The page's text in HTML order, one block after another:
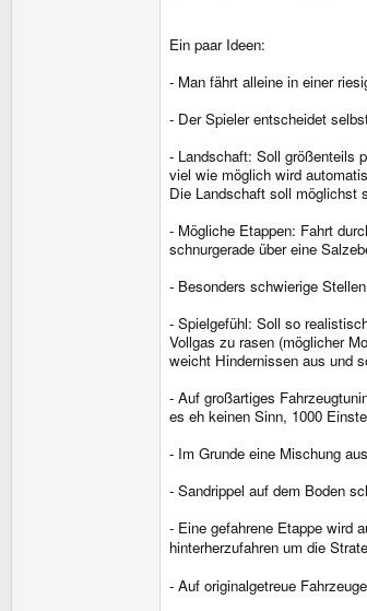
Ein paar Ideen:
- Man fährt alleine in einer
- Der Spieler entscheidet
- Landschaft: Soll größenteils
viel wie möglich wird
Die Landschaft soll möglichst
- Mögliche Etappen: Fahrt
schnurgerade über eine
- Besonders schwierige
- Spielgefühl: Soll so
Vollgas zu rasen (möglicher
weicht Hindernissen aus und
- Auf großartiges
es eh keinen Sinn, 1000
- Im Grunde eine Mischung
- Sandrippel auf dem Boden
- Eine gefahrene Etappe wird
hinterherzufahren um die
- Auf originalgetreue